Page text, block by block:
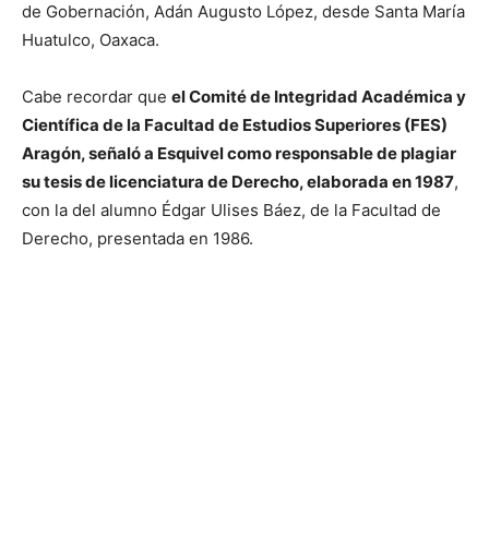
de Gobernación, Adán Augusto López, desde Santa María
Huatulco, Oaxaca.
Cabe recordar que el Comité de Integridad Académica y
Científica de la Facultad de Estudios Superiores (FES)
Aragón, señaló a Esquivel como responsable de plagiar
su tesis de licenciatura de Derecho, elaborada en 1987,
con la del alumno Édgar Ulises Báez, de la Facultad de
Derecho, presentada en 1986.